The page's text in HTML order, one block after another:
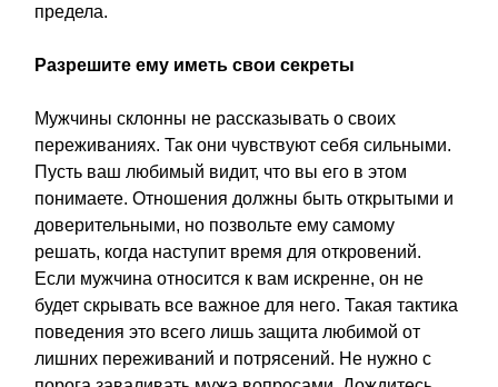
предела.
Разрешите ему иметь свои секреты
Мужчины склонны не рассказывать о своих
переживаниях. Так они чувствуют себя сильными.
Пусть ваш любимый видит, что вы его в этом
понимаете. Отношения должны быть открытыми и
доверительными, но позвольте ему самому
решать, когда наступит время для откровений.
Если мужчина относится к вам искренне, он не
будет скрывать все важное для него. Такая тактика
поведения это всего лишь защита любимой от
лишних переживаний и потрясений. Не нужно с